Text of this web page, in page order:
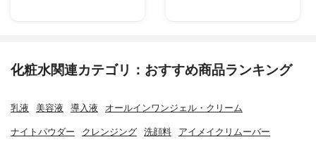
化粧水関連カテゴリ：おすすめ商品ランキング
乳液 美容液 導入液 オールインワンジェル・クリーム
ナイトパウダー クレンジング 洗顔料 アイメイクリムーバー